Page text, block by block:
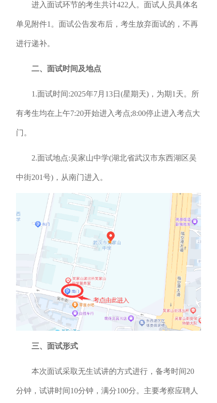
进入面试环节的考生共计422人。面试人员具体名
单见附件1。面试公告发布后，考生放弃面试的，不再
进行递补。
二、面试时间及地点
1.面试时间:2025年7月13日(星期天)，为期1天。所
有考生均在上午7:20开始进入考点;8:00停止进入考点大
门。
2.面试地点:吴家山中学(湖北省武汉市东西湖区吴
中街201号)，从南门进入。
三、面试形式
本次面试采取无生试讲的方式进行，备考时间20
分钟，试讲时间10分钟，满分100分。主要考察应聘人